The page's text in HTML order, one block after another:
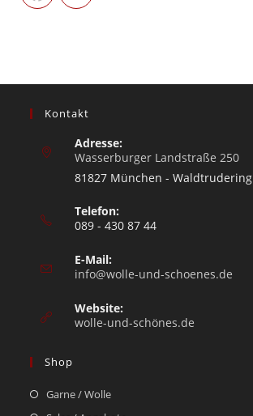
Kontakt
Adresse:
Wasserburger Landstraße 250
81827 München - Waldtrudering
Telefon:
089 - 430 87 44
E-Mail:
info@wolle-und-schoenes.de
Website:
wolle-und-schönes.de
Shop
Garne / Wolle